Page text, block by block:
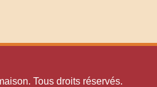
Tous droits réservés.